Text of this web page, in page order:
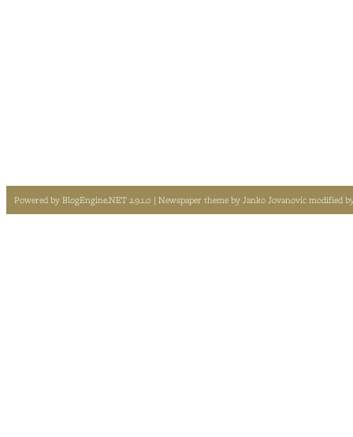
Powered byBlogEngine.NET 2.9.1.0 | Newspaper theme byJanko Jovanovicmodified